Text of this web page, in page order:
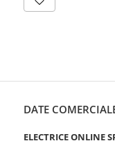
DATE
ELECTRICE ONLINE